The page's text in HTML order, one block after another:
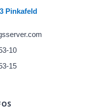
Pinkafeld
10
15